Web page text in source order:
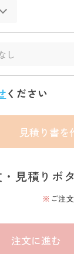
ください
見積り書を
見積りボ
ご注
注文に進む